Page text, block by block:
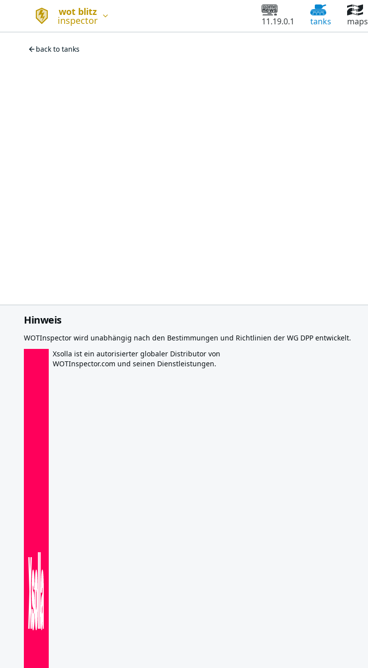
wot blitz
inspector 11.19.0.1 tanks maps
back to tanks
Hinweis
WOTInspector wird unabhängig nach den Bestimmungen und Richtlinien der WG DPP entwickelt.
Xsolla ist ein autorisierter globaler Distributor von
WOTInspector.com und seinen Dienstleistungen.